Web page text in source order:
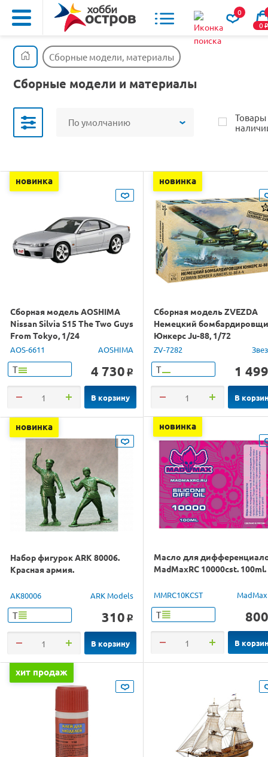
0
0o
Сборные модели, материалы
Сборные модели и материалы
По умолчанию
Товары
новинка
Сборная модель AOSHIMA
Nissan Silvia S15 The Two Guys
From Tokyo, 1/24
AOS-6611 AOSHIMA
Т 4 730 o
В корзину
новинка
Сборная модель ZVEZDA
Немецкий
Юнкерс Ju-88, 1/72
ZV-7282
Т 1 499
В
новинка
Набор фигурок ARK 80006.
Красная армия.
AK80006 ARK Models
Т 310 o
В корзину
новинка
Масло для
MadMaxRC 10000cst. 100ml.
MMRC10KCST
Т 800
В
хит продаж